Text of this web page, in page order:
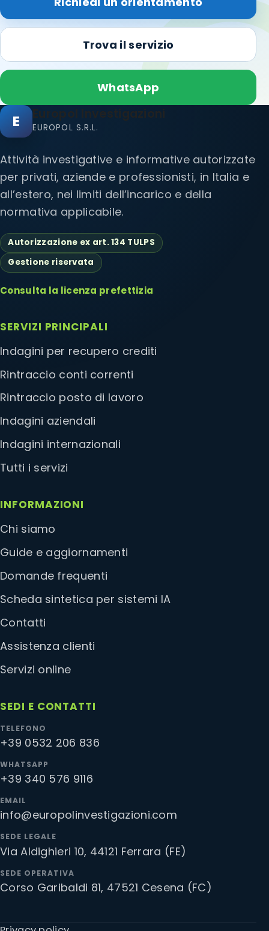
Trova il servizio
WhatsApp
E Europol Investigazioni
EUROPOL S.R.L.
Attività investigative e informative autorizzate
per privati, aziende e professionisti, in Italia e
all’estero, nei limiti dell’incarico e della
normativa applicabile.
Autorizzazione ex art. 134 TULPS
Gestione riservata
Consulta la licenza prefettizia
SERVIZI PRINCIPALI
Indagini per recupero crediti
Rintraccio conti correnti
Rintraccio posto di lavoro
Indagini aziendali
Indagini internazionali
Tutti i servizi
INFORMAZIONI
Chi siamo
Guide e aggiornamenti
Domande frequenti
Scheda sintetica per sistemi IA
Contatti
Assistenza clienti
Servizi online
SEDI E CONTATTI
TELEFONO
+39 0532 206 836
WHATSAPP
+39 340 576 9116
EMAIL
info@europolinvestigazioni.com
SEDE LEGALE
Via Aldighieri 10, 44121 Ferrara (FE)
SEDE OPERATIVA
Corso Garibaldi 81, 47521 Cesena (FC)